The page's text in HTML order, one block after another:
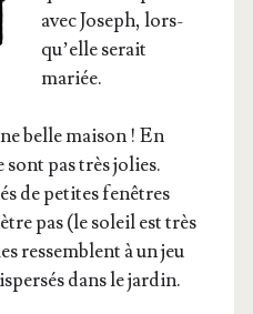
avec Joseph, lors­
qu’elle serait
mariée.
belle mai­son ! En
pas très jolies.
de petites fenêtres
pas (le soleil est très
res­semblent à un jeu
dans le jardin.